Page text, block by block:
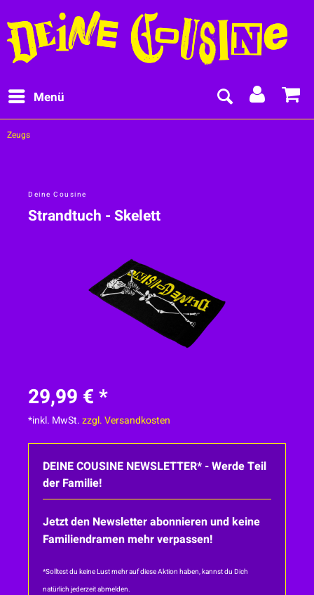
Menü
Zeugs
Deine Cousine
Strandtuch - Skelett
29,99 € *
*inkl. MwSt.zzgl. Versandkosten
DEINE COUSINE NEWSLETTER* - Werde Teil
der Familie!
Jetzt den Newsletter abonnieren und keine
Familiendramen mehr verpassen!
*Solltest du keine Lust mehr auf diese Aktion haben, kannst du Dich
natürlich jederzeit abmelden.